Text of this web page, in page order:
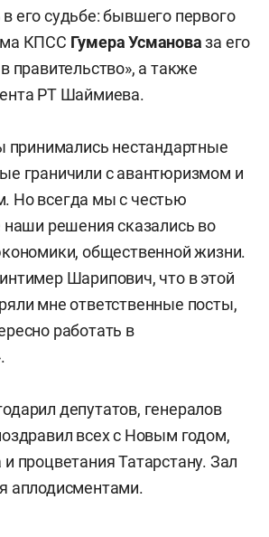
его судьбе: бывшего первого
КПСС Гумера Усмановаза его
правительство», а также
РТ Шаймиева.
принимались нестандартные
граничили с авантюризмом и
Но всегда мы с честью
наши решения сказались во
общественной жизни.
Шарипович, что в этой
мне ответственные посты,
работать в
депутатов, генералов
всех с Новым годом,
процветания Татарстану. Зал
аплодисментами.